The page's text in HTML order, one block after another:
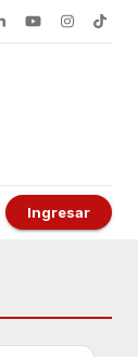
Ingresar